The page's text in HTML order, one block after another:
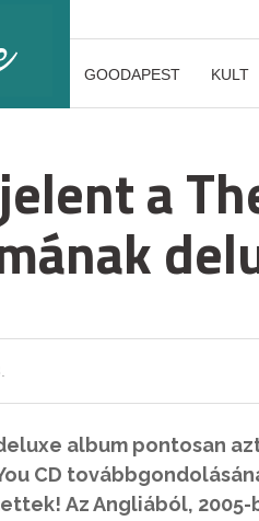
GOODAPEST KULT
a
album pontosan
CD
Az Angliából,